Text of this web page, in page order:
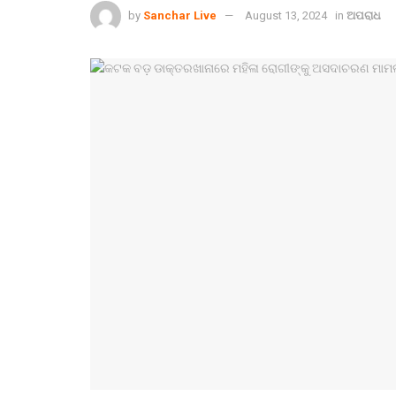
by Sanchar Live August 13, 2024 in ଅପରାଧ